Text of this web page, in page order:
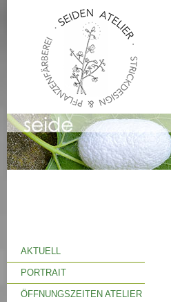
AKTUELL
PORTRAIT
ÖFFNUNGSZEITEN ATELIER